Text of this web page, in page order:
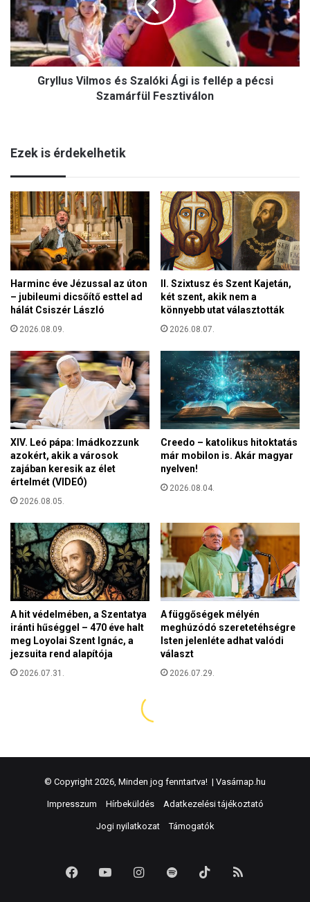
© Copyright 2026, Minden jog fenntartva! | Vasárnap.hu
Impresszum Hírbeküldés Adatkezelési tájékoztató
Jogi nyilatkozat Támogatók
FacebookYouTubeInstagram
Spotify TikTok